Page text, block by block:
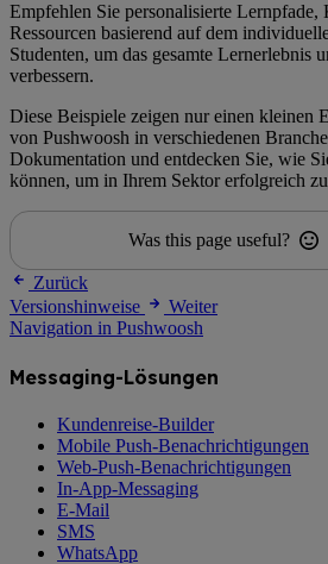
Empfehlen Sie personalisierte Lernpfade,
Ressourcen basierend auf dem
Studenten, um das gesamte Lernerlebnis
verbessern.
Diese Beispiele zeigen nur einen kleinen
von Pushwoosh in verschiedenen
Dokumentation und entdecken Sie, wie
können, um in Ihrem Sektor erfolgreich
Was this page useful?
Zurück
Versionshinweise
Weiter
Navigation in Pushwoosh
Messaging-Lösungen
Kundenreise-Builder
Mobile Push-Benachrichtigungen
Web-Push-Benachrichtigungen
In-App-Messaging
E-Mail
SMS
WhatsApp